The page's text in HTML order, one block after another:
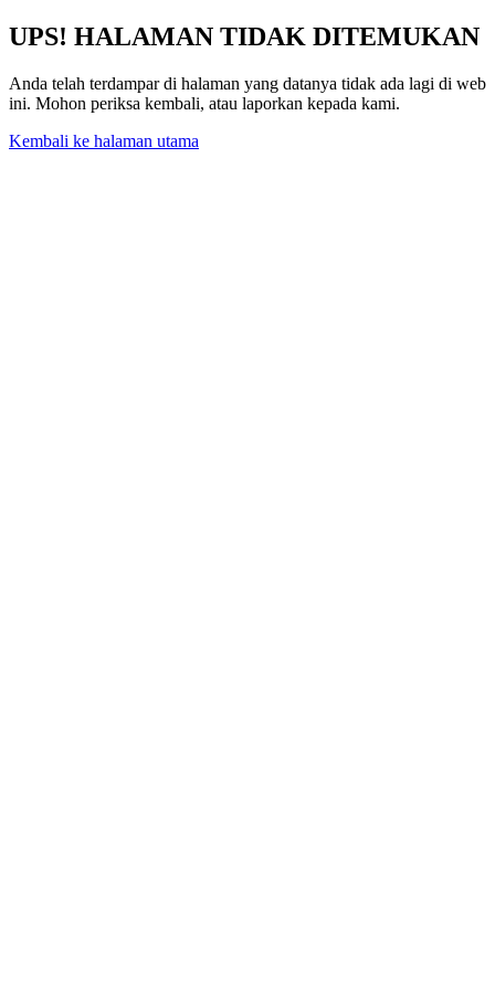
UPS! HALAMAN TIDAK DITEMUKAN
Anda telah terdampar di halaman yang datanya tidak ada lagi di web
ini. Mohon periksa kembali, atau laporkan kepada kami.
Kembali ke halaman utama